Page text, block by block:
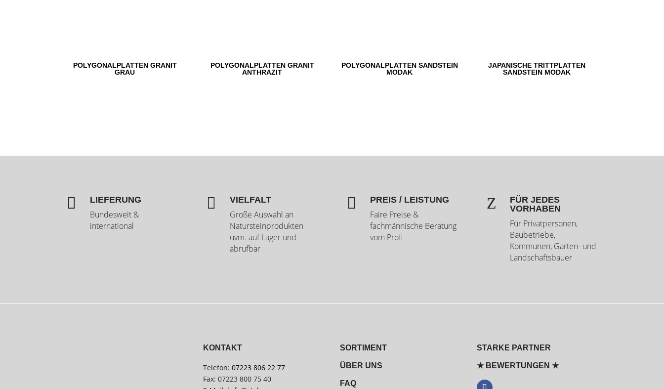
POLYGONALPLATTEN GRANIT
GRAU
POLYGONALPLATTEN GRANIT
ANTHRAZIT
POLYGONALPLATTEN SANDSTEIN
MODAK
JAPANISCHE TRITTPLATTEN
SANDSTEIN MODAK
 LIEFERUNG
Bundesweit &
international
 VIELFALT
Große Auswahl an
Natursteinprodukten
uvm. auf Lager und
abrufbar
 PREIS / LEISTUNG
Faire Preise &
fachmännische Beratung
vom Profi
Z
FÜR JEDES
VORHABEN
Für Privatpersonen,
Baubetriebe,
Kommunen, Garten- und
Landschaftsbauer
KONTAKT
Telefon:07223 806 22 77
Fax: 07223 800 75 40
SORTIMENT
ÜBER UNS
FAQ
STARKE PARTNER
★ BEWERTUNGEN ★